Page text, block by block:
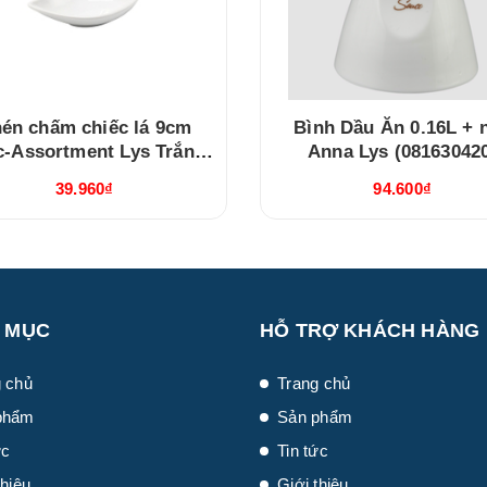
chấm chiếc lá 9cm
Assortment Lys Trắng
39.960₫
Bình Dầu Ăn 0.16L +
Anna Lys
94.600₫
chủ
HỖ TRỢ KHÁCH HÀNG
Trang chủ
Sản phẩm
Tin tức